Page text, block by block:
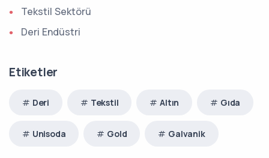
Tekstil Sektörü
Deri Endüstri
Etiketler
Deri Tekstil Altın Gıda
Unisoda Gold Galvanik